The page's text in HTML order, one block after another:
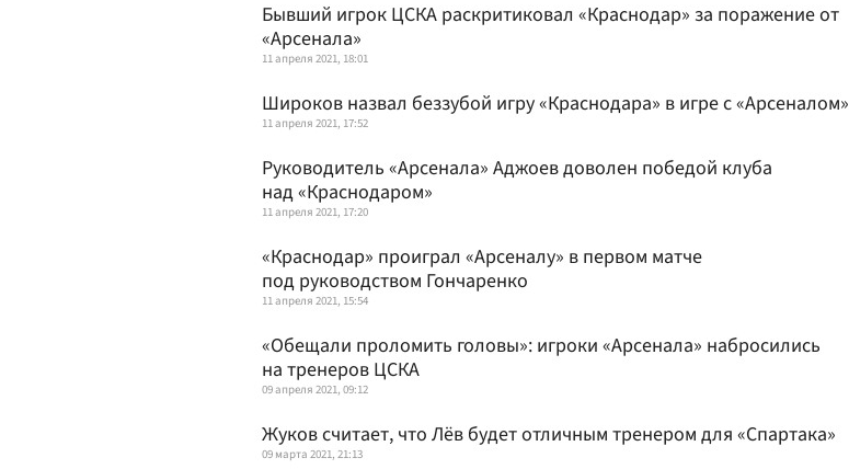
Бывший игрок ЦСКА раскритиковал «Краснодар» за поражение от
«Арсенала»
11 апреля 2021, 18:01
Широков назвал беззубой игру «Краснодара» в игре с «Арсеналом»
11 апреля 2021, 17:52
Руководитель «Арсенала» Аджоев доволен победой клуба
над «Краснодаром»
11 апреля 2021, 17:20
«Краснодар» проиграл «Арсеналу» в первом матче
под руководством Гончаренко
11 апреля 2021, 15:54
«Обещали проломить головы»: игроки «Арсенала» набросились
на тренеров ЦСКА
09 апреля 2021, 09:12
Жуков считает, что Лёв будет отличным тренером для «Спартака»
09 марта 2021, 21:13